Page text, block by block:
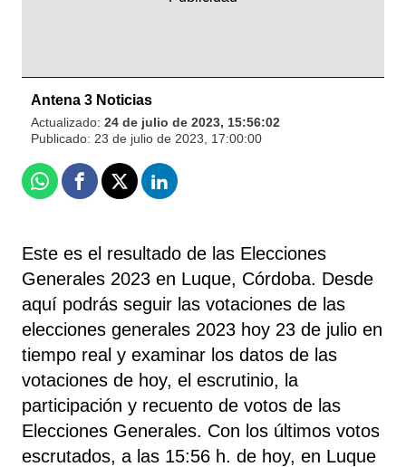
Antena 3 Noticias
Actualizado: 24 de julio de 2023, 15:56:02
Publicado: 23 de julio de 2023, 17:00:00
WhatsappFacebook
X Linkedin
Este es el resultado de las Elecciones
Generales 2023 en Luque, Córdoba. Desde
aquí podrás seguir las votaciones de las
elecciones generales 2023 hoy 23 de julio en
tiempo real y examinar los datos de las
votaciones de hoy, el escrutinio, la
participación y recuento de votos de las
Elecciones Generales. Con los últimos votos
escrutados, a las 15:56 h. de hoy, en Luque